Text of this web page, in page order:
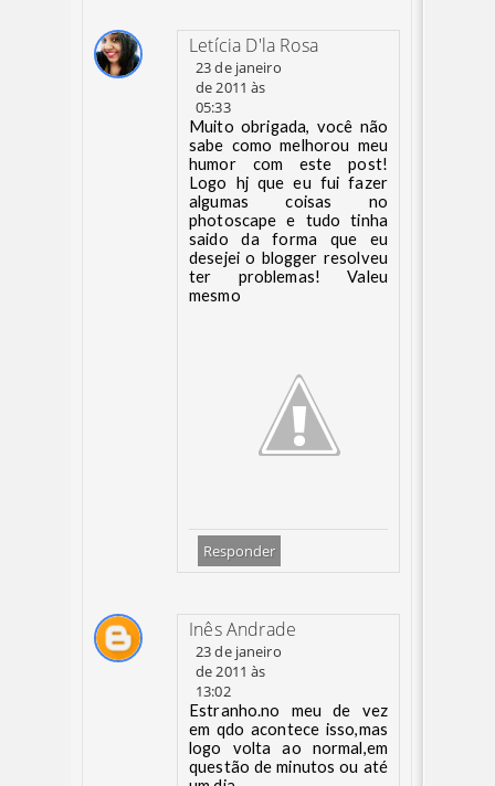
Letícia D'la Rosa
23 de janeiro
de 2011 às
05:33
Muito obrigada, você não
sabe como melhorou meu
humor com este post!
Logo hj que eu fui fazer
algumas coisas no
photoscape e tudo tinha
saido da forma que eu
desejei o blogger resolveu
ter problemas! Valeu
mesmo
Responder
Inês Andrade
23 de janeiro
de 2011 às
13:02
Estranho.no meu de vez
em qdo acontece isso,mas
logo volta ao normal,em
questão de minutos ou até